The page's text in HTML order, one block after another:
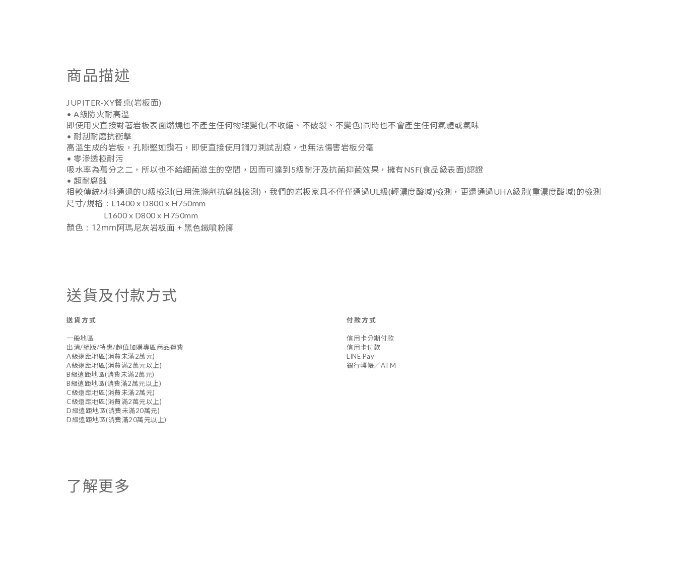
商品描述
JUPITER-XY餐桌(岩板面)
• A級防火耐高溫
即使用火直接對著岩板表面燃燒也不產生任何物理變化(不收縮、不破裂、不變色)同時也不會產生任何氣體或氣味
• 耐刮耐磨抗衝擊
高溫生成的岩板，孔隙堅如鑽石，即使直接使用鋼刀測試刮痕，也無法傷害岩板分毫
• 零滲透極耐污
吸水率為萬分之二，所以也不給細菌滋生的空間，因而可達到5級耐汙及抗菌抑菌效果，擁有NSF(食品級表面)認證
• 超耐腐蝕
相較傳統材料通過的U級檢測(日用洗滌劑抗腐蝕檢測)，我們的岩板家具不僅僅通過UL級(輕濃度酸堿)檢測，更還通過UHA級別(重濃度酸堿)的檢測
尺寸/規格 ： L1400 x D800 x H750mm
L1600 x D800 x H750mm
顏色 ：12mm阿瑪尼灰岩板面 + 黑色鐵噴粉腳
送貨及付款方式
送貨方式
一般地區
出清/絕版/特惠/超值加購專區商品運費
A級遠距地區(消費未滿2萬元)
A級遠距地區(消費滿2萬元以上)
B級遠距地區(消費未滿2萬元)
B級遠距地區(消費滿2萬元以上)
C級遠距地區(消費未滿2萬元)
C級遠距地區(消費滿2萬元以上)
D級遠距地區(消費未滿20萬元)
D級遠距地區(消費滿20萬元以上)
付款方式
信用卡分期付款
信用卡付款
LINE Pay
銀行轉帳／ATM
了解更多